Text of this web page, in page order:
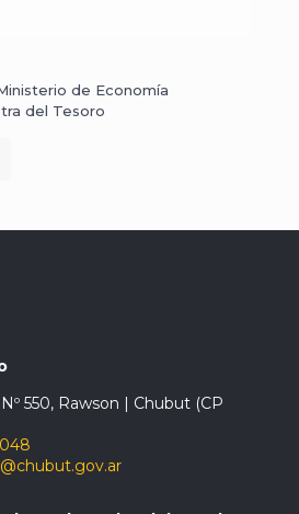
de Economía
del Tesoro
550, Rawson | Chubut (CP